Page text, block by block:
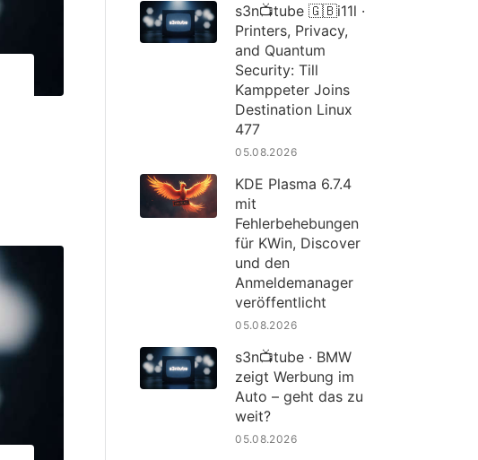
s3n📺tube 🇬🇧i11l ·
Printers, Privacy,
and Quantum
Security: Till
Kamppeter Joins
Destination Linux
477
05.08.2026
KDE Plasma 6.7.4
mit
Fehlerbehebungen
für KWin, Discover
und den
Anmeldemanager
veröffentlicht
05.08.2026
s3n📺tube · BMW
zeigt Werbung im
Auto – geht das zu
weit?
05.08.2026